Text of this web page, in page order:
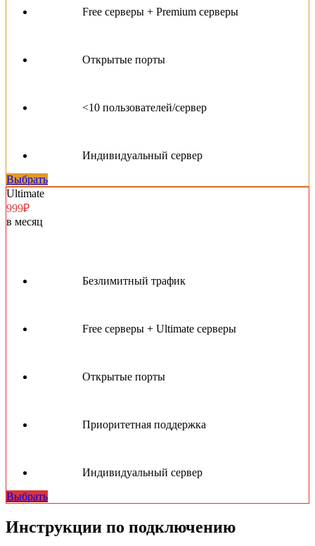
Free серверы + Premium серверы
Открытые порты
<10 пользователей/сервер
Индивидуальный сервер
Выбрать
Ultimate
999₽
в месяц
Безлимитный трафик
Free серверы + Ultimate серверы
Открытые порты
Приоритетная поддержка
Индивидуальный сервер
Выбрать
Инструкции по подключению